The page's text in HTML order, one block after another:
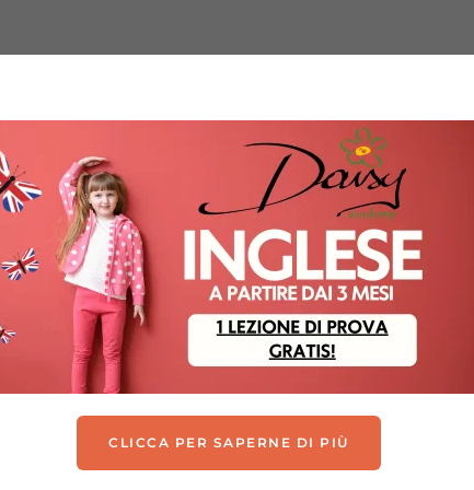
AREA RISERVATA
CLICCA PER SAPERNE DI PIÙ